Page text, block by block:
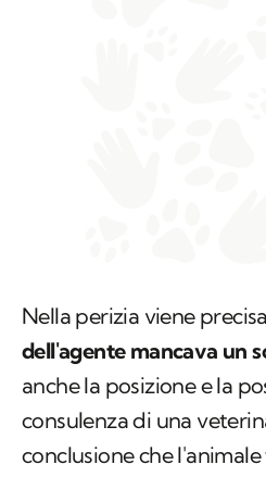
Nella perizia viene
dell'agente mancava un
anche la posizione e la
consulenza di una
conclusione che